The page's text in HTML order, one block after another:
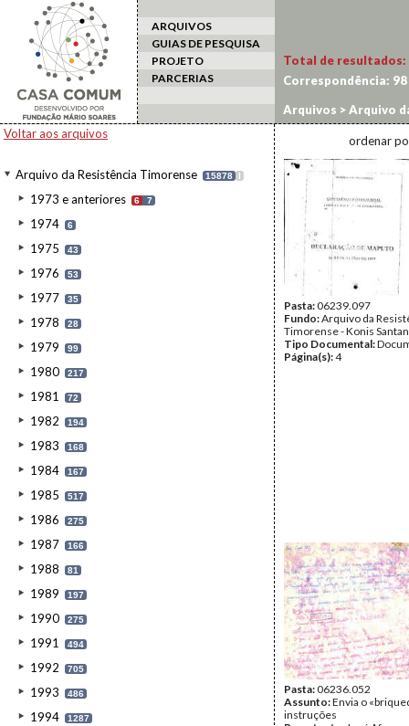
ARQUIVOS
GUIAS DE PESQUISA
PROJETO
PARCERIAS
Voltar aos arquivos
Arquivo da Resistência Timorense 15878 I
1973 e anteriores 6 7
1974 6
1975 43
1976 53
1977 35
1978 28
1979 99
1980 217
1981 72
1982 194
1983 168
1984 167
1985 517
1986 275
1987 166
1988 81
1989 197
1990 275
1991 494
1992 705
1993 486
1994 1287
Total de resultados:
Correspondência: 98
Arquivos >Arquivo
ordenar
Pasta:06239.097
Fundo:Arquivo da
Timorense - Konis
Tipo Documental:
Página(s):4
Pasta:06236.052
Assunto:Envia o
instruções